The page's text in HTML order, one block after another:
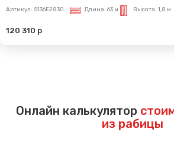
Артикул: S136E2830 Длина: 63 м Высота: 1,8 м
120 310 р
Онлайн калькулятор
из рабицы